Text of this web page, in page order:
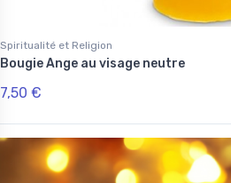
Spiritualité et Religion
Bougie Ange au visage neutre
7,50 €